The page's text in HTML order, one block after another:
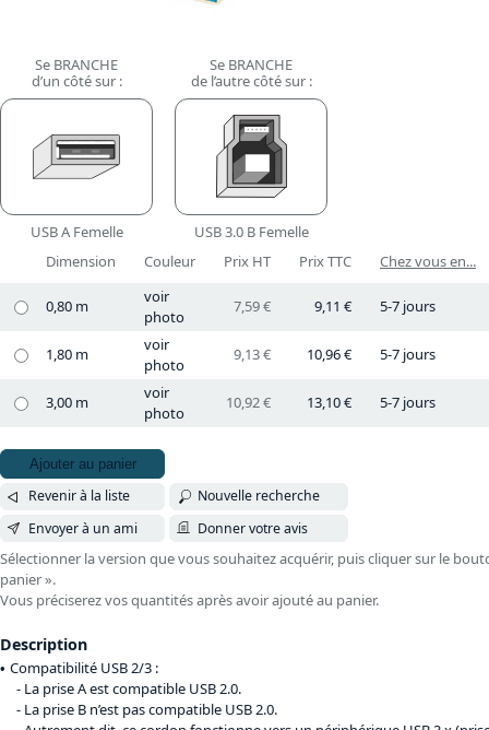
Se BRANCHE
d’un côté sur :
USB A Femelle
Se BRANCHE
de l’autre côté sur :
USB 3.0 B Femelle
Dimension
Couleur Prix HT Prix TTC Chez vous en...
0,80 m
voir
photo
7,59 € 9,11 € 5-7 jours
1,80 m
voir
photo
9,13 € 10,96 € 5-7 jours
3,00 m
voir
photo
10,92 € 13,10 € 5-7 jours
Ajouter au panier
Revenir à la liste
Nouvelle recherche
Envoyer à un ami
Donner votre avis
Sélectionner la version que vous souhaitez acquérir, puis cliquer sur le
panier ».
Vous préciserez vos quantités après avoir ajouté au panier.
Description
Compatibilité USB 2/3 :
La prise A est compatible USB 2.0.
La prise B n’est pas compatible USB 2.0.